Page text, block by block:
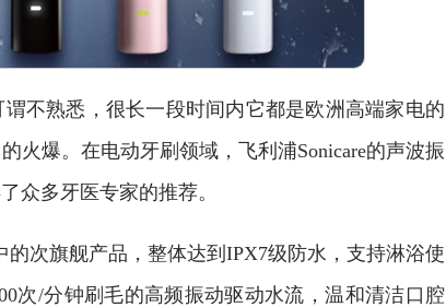
熟悉，很长一段时间内它都是欧洲高端家电的
火爆。在电动牙刷领域，飞利浦Sonicare的声波振
众多牙医专家的推荐。
次旗舰产品，整体达到IPX7级防水，支持淋浴使
次/分钟刷毛的高频振动驱动水流，温和清洁口腔